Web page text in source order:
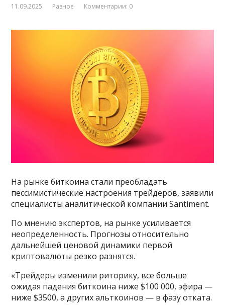
11.09.2025 Разное Комментарии: 0
На рынке биткоина стали преобладать
пессимистические настроения трейдеров, заявили
специалисты аналитической компании Santiment.
По мнению экспертов, на рынке усиливается
неопределенность. Прогнозы относительно
дальнейшей ценовой динамики первой
криптовалюты резко разнятся.
«Трейдеры изменили риторику, все больше
ожидая падения биткоина ниже $100 000, эфира —
ниже $3500, а других альткоинов — в фазу отката.